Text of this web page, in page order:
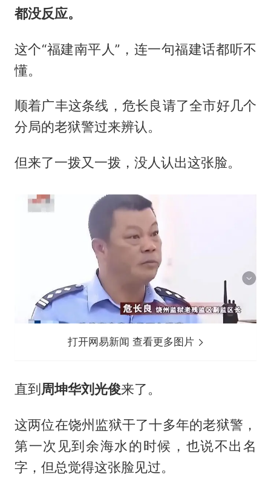
都没反应。
这个“福建南平人”，连一句福建话都听不
懂。
顺着广丰这条线，危长良请了全市好几个
分局的老狱警过来辨认。
但来了一拨又一拨，没人认出这张脸。
打开网易新闻 查看更多图片
直到周坤华刘光俊来了。
这两位在饶州监狱干了十多年的老狱警，
第一次见到余海水的时候，也说不出名
字，但总觉得这张脸见过。